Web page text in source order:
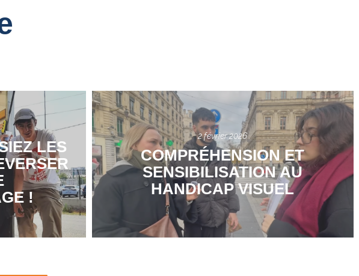
LES
!
2 février 2026
COMPRÉHENSION ET
SENSIBILISATION AU
HANDICAP VISUEL